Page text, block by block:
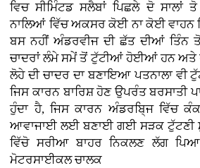
ਵਿਚ ਸੀਮਿੰਟਡ ਸਲੈਬਾਂ ਪਿਛਲੇ ਦੋ ਸਾਲਾਂ
ਨਾਲਿਆਂ ਵਿੱਚ ਅਕਸਰ ਕੋਈ ਨਾ ਕੋਈ ਵਾਹਨ
ਬਸ ਨਹੀਂ ਅੰਡਰਵੀਜ ਦੀ ਛੱਤ ਦੀਆਂ ਤਿੰਨ
ਚਾਦਰਾਂ ਲੰਮੇ ਸਮੇਂ ਤੋਂ ਟੁੱਟੀਆਂ ਹੋਈਆਂ ਹਨ ਅਤੇ
ਲੋਹੇ ਦੀ ਚਾਦਰ ਦਾ ਬਣਾਇਆ ਪਤਨਾਲਾ ਵੀ
ਜਿਸ ਕਾਰਨ ਬਾਰਿਸ਼ ਹੋਣ ਉਪਰੰਤ ਬਰਸਾਤੀ
ਹੁੰਦਾ ਹੈ, ਜਿਸ ਕਾਰਨ ਅੰਡਰਬਿ੍ਜ ਵਿੱਚ
ਆਵਾਜਾਈ ਲਈ ਬਣਾਈ ਗਈ ਸੜਕ
ਵਿੱਚੋ ਸਰੀਆ ਬਾਹਰ ਨਿਕਲਣ ਲੱਗ
ਮੋਟਰਸਾਈਕਲ ਚਾਲਕ